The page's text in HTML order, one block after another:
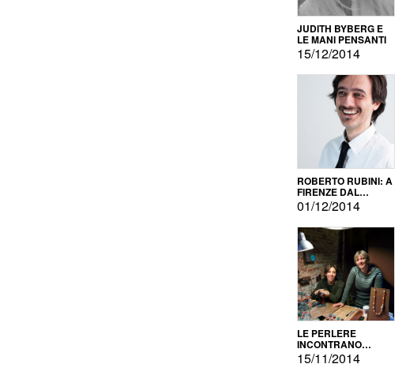
JUDITH BYBERG E
LE MANI PENSANTI
15/12/2014
ROBERTO RUBINI: A
FIRENZE DAL
PRODOTTO ALLA
PROMOZIONE
01/12/2014
LE PERLERE
INCONTRANO
L'AUTOPRODUZIONE
15/11/2014